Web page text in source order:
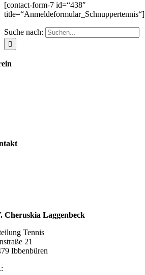
[contact-form-7 id=“438″
title=“Anmeldeformular_Schnuppertennis“]
Suche nach:
Cheruskia Laggenbeck
Tennis
21
Ibbenbüren